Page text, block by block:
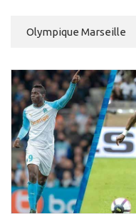
Olympique Marseille